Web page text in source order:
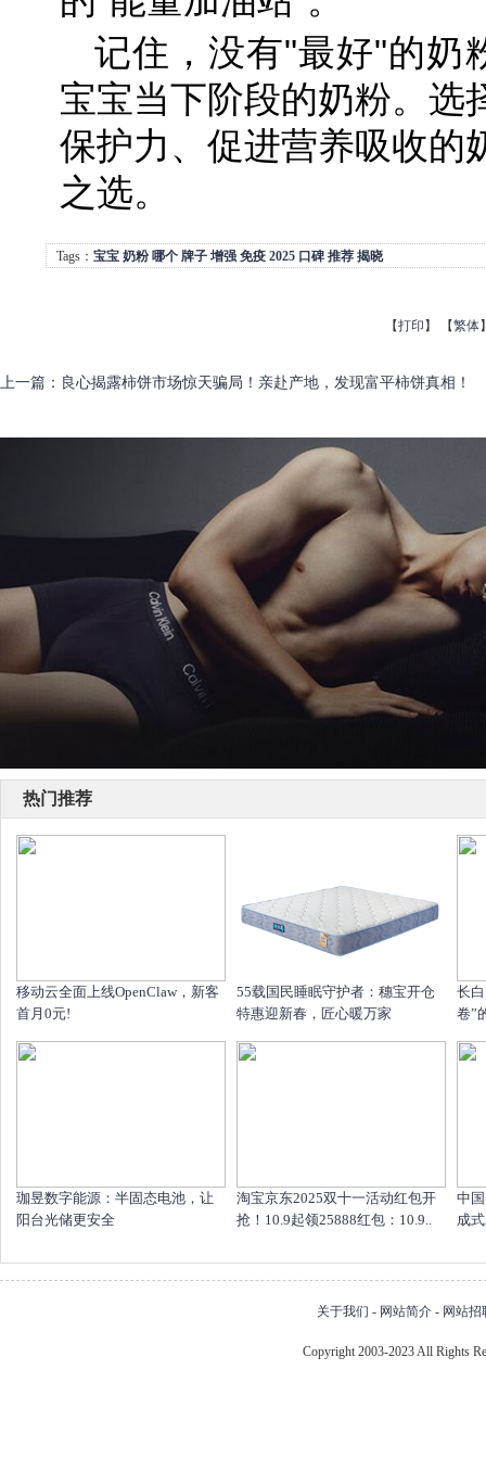
记住，没有"最好"的奶
宝宝当下阶段的奶粉。选
保护力、促进营养吸收的
之选。
Tags： 宝宝 奶粉 哪个 牌子 增强 免疫 2025 口碑 推荐 揭晓
【打印 】 【繁体
上一篇 ： 良心揭露柿饼市场惊天骗局！亲赴产地，发现富平柿饼真相！
热门推荐
移动云全面上线OpenClaw，新客
首月0元!
55载国民睡眠守护者：穗宝开仓
特惠迎新春，匠心暖万家
长
卷”
珈昱数字能源：半固态电池，让
阳台光储更安全
淘宝京东2025双十一活动红包开
抢！10.9起领25888红包：10.9..
中
成
关于我们 - 网站简介 - 网站招
Copyright 2003-2023 All Rights